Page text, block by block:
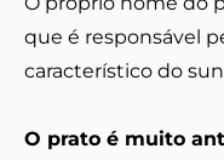
que é responsável
característico do
O prato é muito